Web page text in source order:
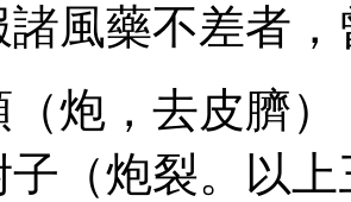
諸風藥不差者
（炮，去皮臍
子（炮裂。以